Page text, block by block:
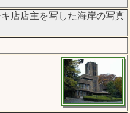
店店主を写した海岸の写真